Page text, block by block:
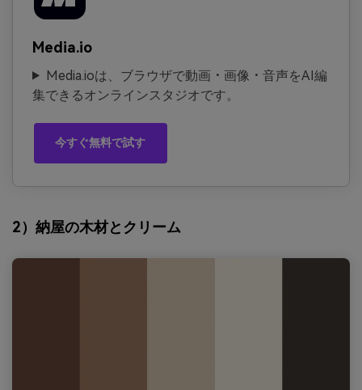
Media.io
Media.ioは、ブラウザで動画・画像・音声をAI編
集できるオンラインスタジオです。
今すぐ無料で試す
2）納屋の木材とクリーム